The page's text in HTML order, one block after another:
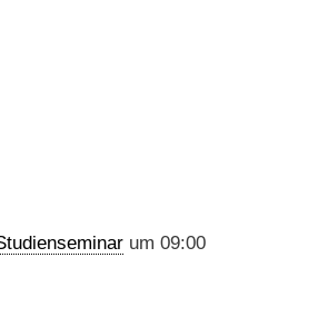
um 09:00